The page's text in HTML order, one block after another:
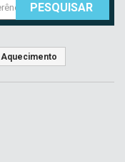
PESQUISAR
Aquecimento